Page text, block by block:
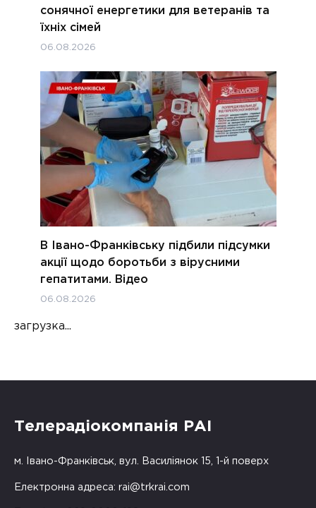
сонячної енергетики для ветеранів та
їхніх сімей
06.08.2026
В Івано-Франківську підбили підсумки
акції щодо боротьби з вірусними
гепатитами. Відео
06.08.2026
загрузка...
Телерадіокомпанія РАІ
м. Івано-Франківськ, вул. Василіянок 15, 1-й поверх
Електронна адреса: rai@trkrai.com